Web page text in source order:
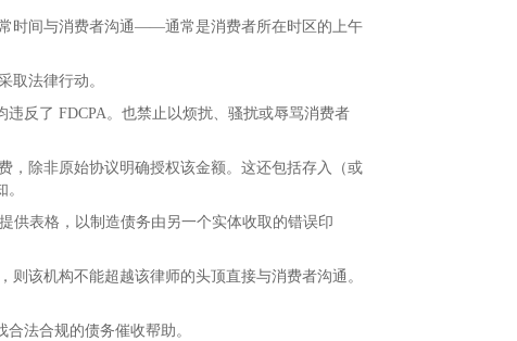
时间与消费者沟通——通常是消费者所在时区的上午
取法律行动。
反了 FDCPA。也禁止以烦扰、骚扰或辱骂消费者
，除非原始协议明确授权该金额。这还包括存入（或
供表格，以制造债务由另一个实体收取的错误印
该机构不能超越该律师的头顶直接与消费者沟通。
法合规的债务催收帮助。